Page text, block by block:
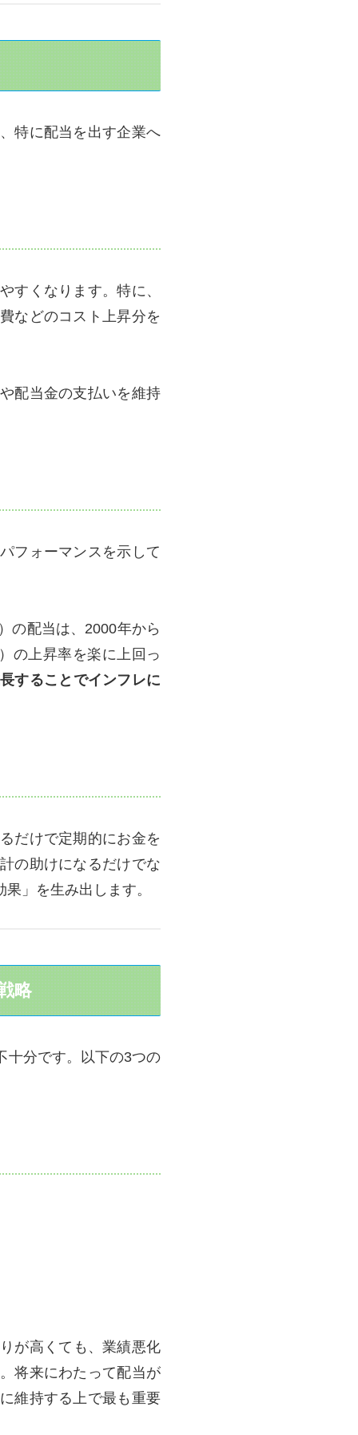
特に配当を出す企業へ
すくなります。特に、
などのコスト上昇分を
配当金の支払いを維持
フォーマンスを示して
の配当は、2000年から
の上昇率を楽に上回っ
することでインフレに
だけで定期的にお金を
の助けになるだけでな
」を生み出します。
略
十分です。以下の3つの
が高くても、業績悪化
将来にわたって配当が
維持する上で最も重要